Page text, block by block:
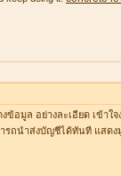
ข้อมูล อย่างละเอียด เข้าใ
ถนำส่งบัญชีได้ทันที แสด